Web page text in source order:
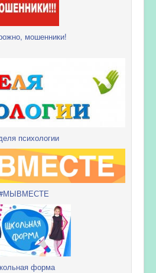
мошенники!
психологии
форма